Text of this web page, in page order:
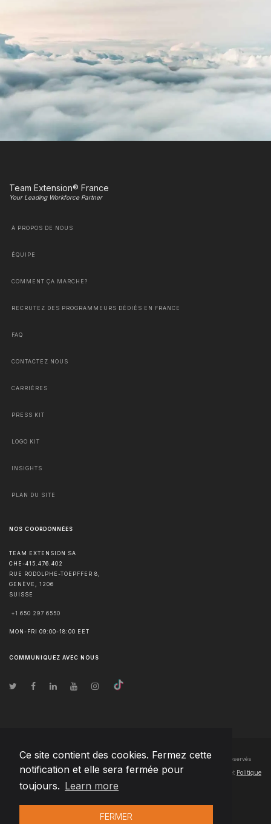
Ce site contient des cookies. Fermez cette
notification et elle sera fermée pour
toujours. Learn more
FERMER
Team Extension® France
Your Leading Workforce Partner
À PROPOS DE NOUS
ÉQUIPE
COMMENT ÇA MARCHE?
RECRUTEZ DES PROGRAMMEURS DÉDIÉS EN FRANCE
FAQ
CONTACTEZ NOUS
CARRIÈRES
PRESS KIT
LOGO KIT
INSIGHTS
PLAN DU SITE
NOS COORDONNÉES
TEAM EXTENSION SA
CHE-415.476.402
RUE RODOLPHE-TOEPFFER 8,
GENÈVE
1206
SUISSE
+1 650 297 6550
MON-FRI 09:00-18:00 EET
COMMUNIQUEZ AVEC NOUS
© Droits d'auteur2026 Team Extension SA France- Tous les droits sont réservés
Changelog● En utilisant ce site, vous acceptez nos Conditions d'utilisation et Politique
de confidentialité